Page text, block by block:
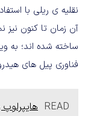
نقلیه ی ریلی با
آن زمان تا کنون نیز
ساخته شده اند؛ به
فناوری پیل های
READ